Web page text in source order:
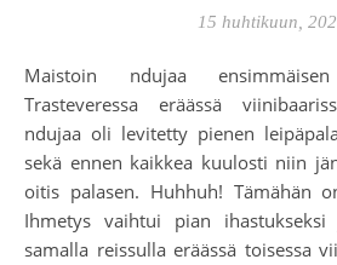
15 huhtikuun,
Maistoin ndujaa ensimmäisen kerran Rooman
Trasteveressa eräässä
ndujaa oli levitetty pienen
sekä ennen kaikkea kuulosti niin
oitis palasen. Huhhuh! Tämähän
Ihmetys vaihtui pian
samalla reissulla eräässä toisessa